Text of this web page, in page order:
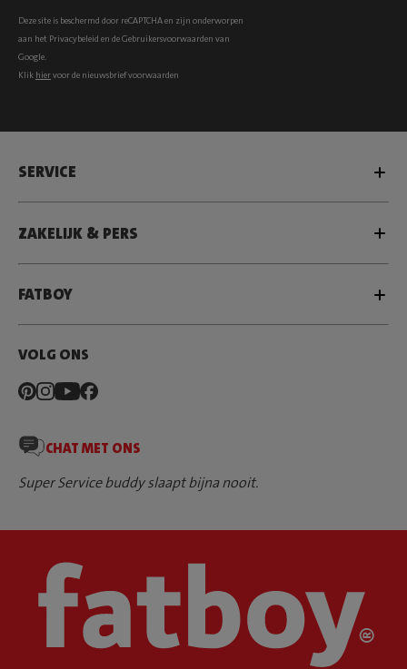
Deze site is beschermd door reCAPTCHA en zijn onderworpen
aan het Privacybeleid en deGebruikersvoorwaarden van
Google.
Klik hiervoor de nieuwsbrief voorwaarden
SERVICE
ZAKELIJK & PERS
FATBOY
VOLG ONS
CHAT MET ONS
Super Service buddy slaapt bijna nooit.